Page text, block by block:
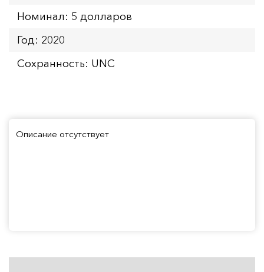
Номинал: 5 долларов
Год: 2020
Сохранность: UNC
Описание отсутствует